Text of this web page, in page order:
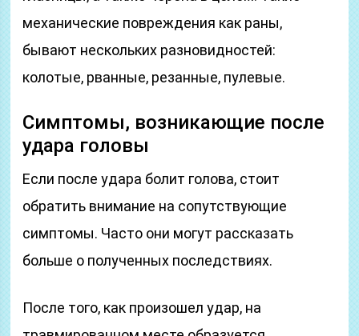
механические повреждения как раны,
бывают нескольких разновидностей:
колотые, рванные, резанные, пулевые.
Симптомы, возникающие после
удара головы
Если после удара болит голова, стоит
обратить внимание на сопутствующие
симптомы. Часто они могут рассказать
больше о полученных последствиях.
После того, как произошел удар, на